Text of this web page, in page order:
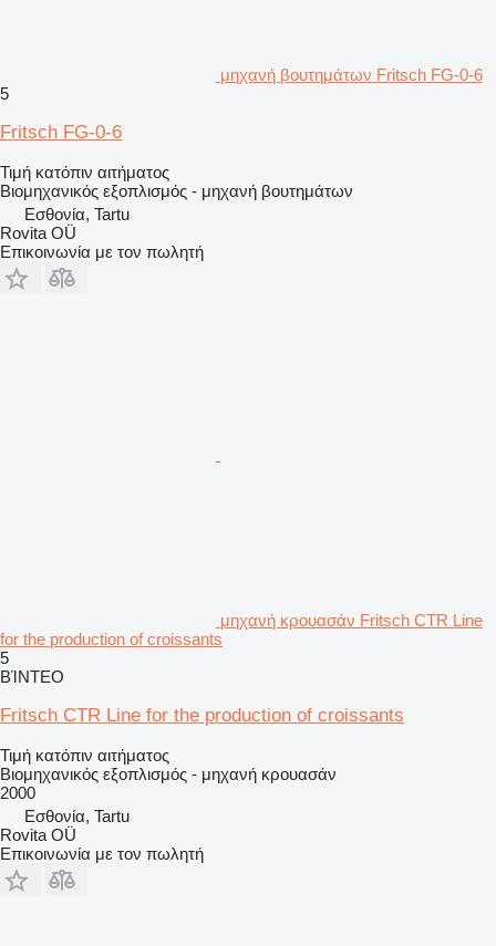
μηχανή βουτημάτων Fritsch FG-0-6
5
Fritsch FG-0-6
Τιμή κατόπιν αιτήματος
Βιομηχανικός εξοπλισμός - μηχανή βουτημάτων
Εσθονία, Tartu
Rovita OÜ
Επικοινωνία με τον πωλητή
μηχανή κρουασάν Fritsch CTR Line
for the production of croissants
5
ΒΊΝΤΕΟ
Fritsch CTR Line for the production of croissants
Τιμή κατόπιν αιτήματος
Βιομηχανικός εξοπλισμός - μηχανή κρουασάν
2000
Εσθονία, Tartu
Rovita OÜ
Επικοινωνία με τον πωλητή